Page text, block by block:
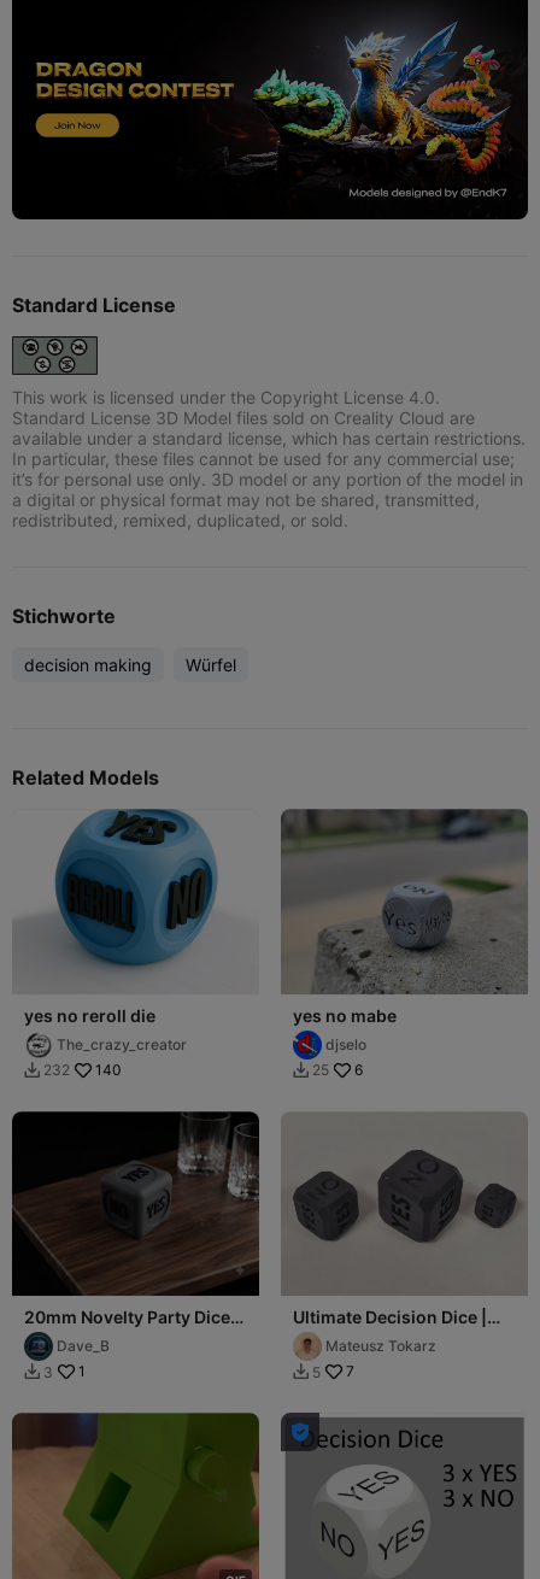
Standard License
This work is licensed under the Copyright License 4.0.
Standard License 3D Model files sold on Creality Cloud are
available under a standard license, which has certain restrictions.
In particular, these files cannot be used for any commercial use;
it’s for personal use only. 3D model or any portion of the model in
a digital or physical format may not be shared, transmitted,
redistributed, remixed, duplicated, or sold.
Stichworte
decision making Würfel
Related Models
yes no reroll die
The_crazy_creator
 232 140
yes no mabe
djselo
 25 6
20mm Novelty Party Dice
(Yes/No) / Würfel
Dave_B
 3 1
Ultimate Decision Dice |
YES/NO Set (3 Sizes)
Mateusz Tokarz
 5 7
